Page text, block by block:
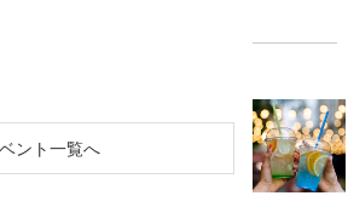
ント一覧へ